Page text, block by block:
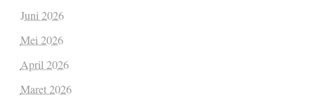
Juni 2026
Mei 2026
April 2026
Maret 2026